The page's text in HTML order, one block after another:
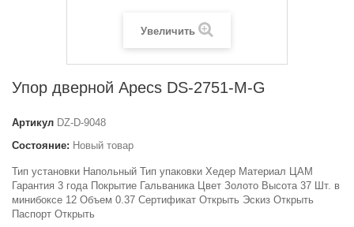
Увеличить
Упор дверной Apecs DS-2751-M-G
Артикул DZ-D-9048
Состояние: Новый товар
Тип установки Напольный Тип упаковки Хедер Материал ЦАМ
Гарантия 3 года Покрытие Гальваника Цвет Золото Высота 37 Шт. в
минибоксе 12 Объем 0.37 Сертификат Открыть Эскиз Открыть
Паспорт Открыть